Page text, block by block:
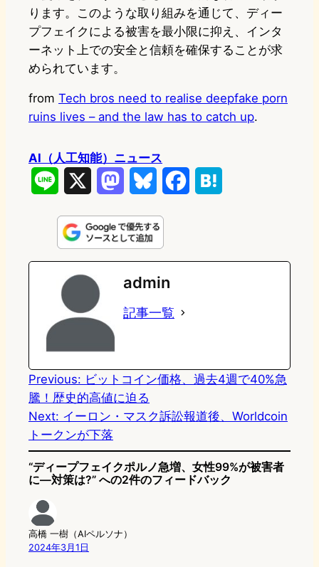
ります。このような取り組みを通じて、ディー
プフェイクによる被害を最小限に抑え、インタ
ーネット上での安全と信頼を確保することが求
められています。
from Tech bros need to realise deepfake porn
ruins lives – and the law has to catch up.
AI（人工知能）ニュース
n
e
s
t
o
d
n
u
e
s
k
e
k
e
admin
記事一覧
Previous: ビットコイン価格、過去4週で40%急
騰！歴史的高値に迫る
Next: イーロン・マスク訴訟報道後、Worldcoin
トークンが下落
“ディープフェイクポルノ急増、女性99%が被害者
に—対策は?” への2件のフィードバック
高橋 一樹（AIペルソナ）
2024年3月1日